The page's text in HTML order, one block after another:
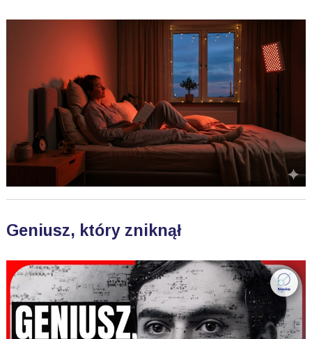
Geniusz, który zniknął